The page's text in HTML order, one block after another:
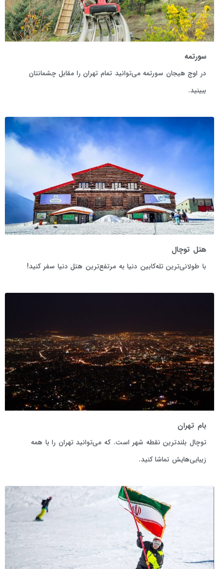
سورتمه
در اوج هیجان سورتمه می‌توانید تمام تهران را مقابل چشمانتان
ببینید.
هتل توچال
با طولانی‌ترین تله‌کابین دنیا به مرتفع‌ترین هتل دنیا سفر کنید!
بام تهران
توچال بلندترین نقطه شهر است. که می‌توانید تهران را با همه
زیبایی‌هایش تماشا کنید.